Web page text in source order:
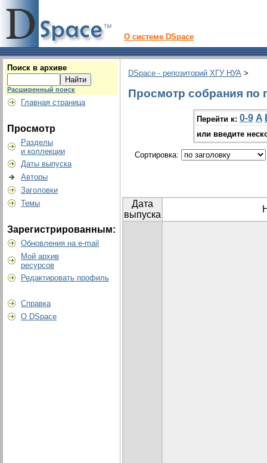
О системе DSpace
Поиск в архиве
Расширенный поиск
Главная страница
Просмотр
Разделы
и коллекции
Даты выпуска
Авторы
Заголовки
Темы
Зарегистрированным:
Обновления на e-mail
Мой архив
ресурсов
Редактировать профиль
Справка
О DSpace
DSpace - репозиторий ХГУ НУА >
Просмотр собрания по
Перейти к: 0-9 A
или введите
Сортировка:
Дата
выпуска